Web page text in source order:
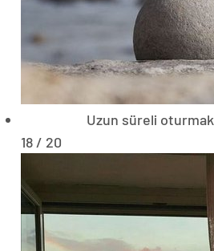
Uzun süreli
18 / 20